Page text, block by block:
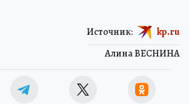
Алина ВЕСНИНА
Источник: kp.ru